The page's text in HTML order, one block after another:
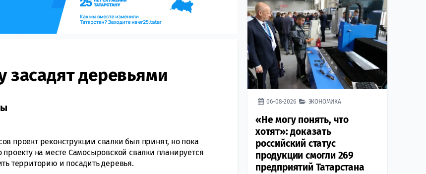
засадят деревьями
проект реконструкции свалки был принят, но пока
на месте Самосыровской свалки планируется
территорию и посадить деревья.
06-08-2026 ЭКОНОМИКА
«Не могу понять, что
хотят»: доказать
российский статус
продукции смогли 269
предприятий Татарстана